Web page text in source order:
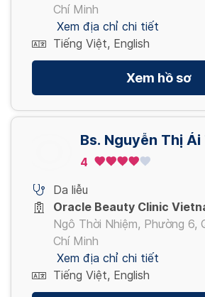
Chí Minh
Xem địa chỉ chi tiết
Tiếng Việt, English
Xem hồ sơ
Bs. Nguyễn Thị Ái
4
Da liễu
Oracle Beauty Clinic
Ngô Thời Nhiệm, Phường 6,
Chí Minh
Xem địa chỉ chi tiết
Tiếng Việt, English